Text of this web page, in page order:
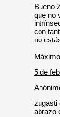
Bueno
que no
con
no
5 de
zugasti
abrazo